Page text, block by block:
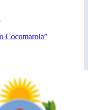
Cocomarola”